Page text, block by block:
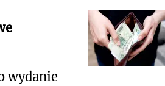
wydanie